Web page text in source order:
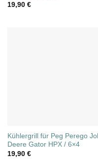
19,90 €
Kühlergrill für Peg Perego
Deere Gator HPX / 6×4
19,90 €